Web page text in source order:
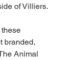
of Villiers.
branded,
Animal